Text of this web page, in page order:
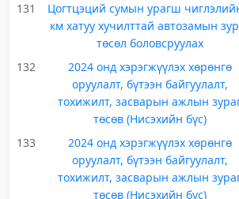
131
Цогтцэций сумын урагш
км хатуу хучилттай автозамын
төсөл боловсруулах
132
2024 онд хэрэгжүүлэх хөрөнгө
оруулалт, бүтээн байгуулалт,
тохижилт, засварын ажлын
төсөв (Нисэхийн бүс)
133
2024 онд хэрэгжүүлэх хөрөнгө
оруулалт, бүтээн байгуулалт,
тохижилт, засварын ажлын
төсөв (Нисэхийн бүс)